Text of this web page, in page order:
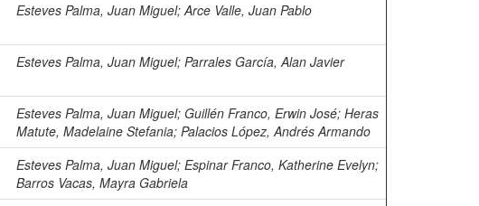
Esteves Palma, Juan Miguel;Arce Valle, Juan Pablo
Esteves Palma, Juan Miguel; Parrales García, Alan Javier
Esteves Palma, Juan Miguel; Guillén Franco, Erwin José; Heras
Matute, Madelaine Stefania; Palacios López, Andrés Armando
Esteves Palma, Juan Miguel; Espinar Franco, Katherine Evelyn;
Barros Vacas, Mayra Gabriela